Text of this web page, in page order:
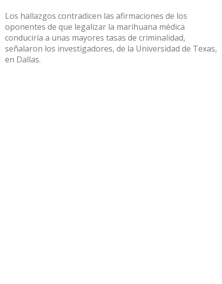
Los hallazgos contradicen las afirmaciones de los
oponentes de que legalizar la marihuana médica
conduciría a unas mayores tasas de criminalidad,
señalaron los investigadores, de la Universidad de Texas,
en Dallas.